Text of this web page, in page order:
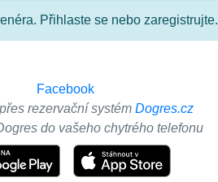
Přihlaste se nebo zaregistrujte.
Facebook
rezervační systém Dogres.cz
do vašeho chytrého telefonu